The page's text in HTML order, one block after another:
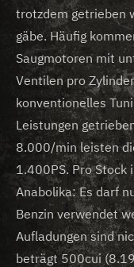
trotzdem getrieben
gäbe. Häufig
Saugmotoren mit
Ventilen pro
konventionelles
Leistungen
8.000/min leisten
1.400PS. Pro Stock
Anabolika: Es darf
Benzin verwendet
Aufladungen sind
beträgt 500cui